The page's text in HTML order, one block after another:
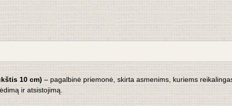
10 cm)– pagalbinė priemonė, skirta asmenims, kuriems
ir atsistojimą.